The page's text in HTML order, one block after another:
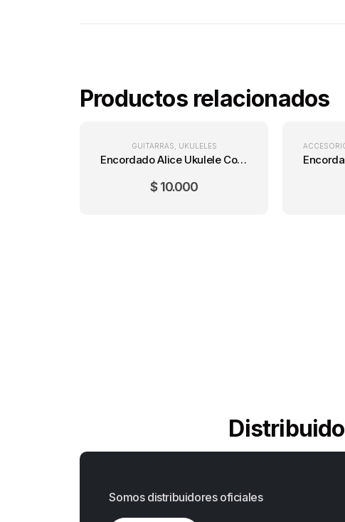
Productos relacionados
GUITARRAS, UKULELES
Encordado Alice Ukulele Concierto AU046-C
$10.000
Somos distribuidores oficiales